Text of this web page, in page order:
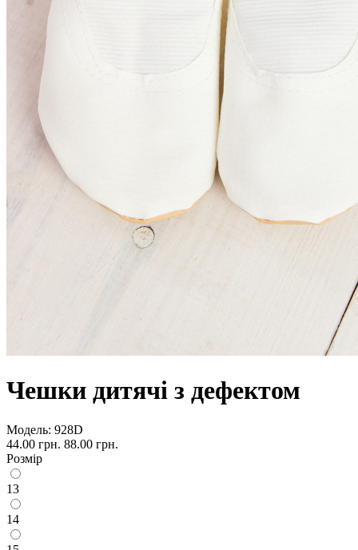
Чешки дитячі з дефектом
Модель: 928D
44.00 грн. 88.00 грн.
Розмір
13
14